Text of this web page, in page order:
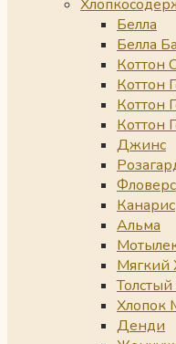
Белла
Белла
Коттон
Коттон
Коттон
Коттон
Джинс
Фловерс
Канарис
Альма
Мягкий
Хлопок
Денди